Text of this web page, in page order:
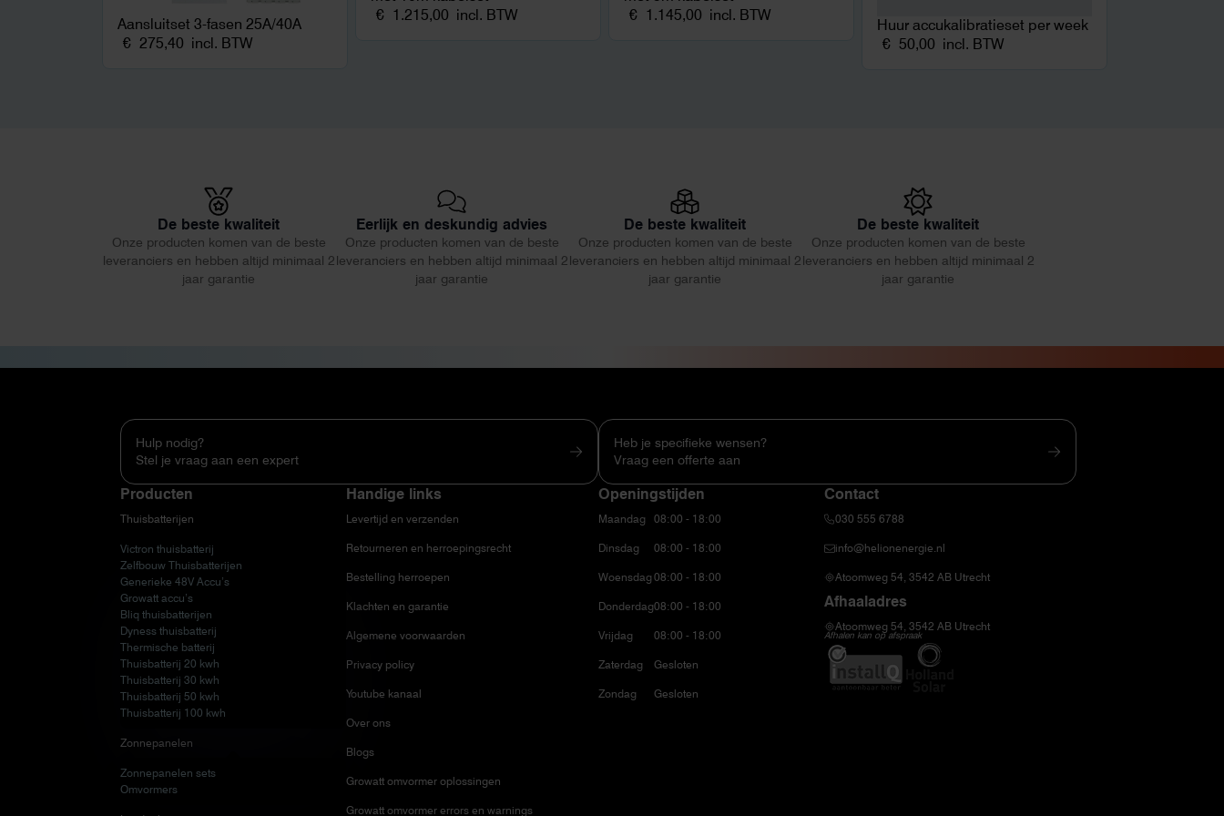
Aansluitset 3-fasen 25A/40A
€ 275,40 incl. BTW
€ 1.215,00 incl. BTW
€ 1.145,00 incl. BTW
Huur accukalibratieset per week
€ 50,00 incl. BTW
De beste kwaliteit
Onze producten komen van de beste
leveranciers en hebben altijd minimaal 2
jaar garantie
Eerlijk en deskundig advies
Onze producten komen van de beste
leveranciers en hebben altijd minimaal 2
jaar garantie
De beste kwaliteit
Onze producten komen van de beste
leveranciers en hebben altijd minimaal 2
jaar garantie
De beste kwaliteit
Onze producten komen van de beste
leveranciers en hebben altijd minimaal 2
jaar garantie
Hulp nodig?
Stel je vraag aan een expert
Producten
Thuisbatterijen
Victron thuisbatterij
Zelfbouw Thuisbatterijen
Generieke 48V Accu’s
Growatt accu’s
Bliq thuisbatterijen
Dyness thuisbatterij
Thermische batterij
Thuisbatterij 20 kwh
Thuisbatterij 30 kwh
Thuisbatterij 50 kwh
Thuisbatterij 100 kwh
Zonnepanelen
Zonnepanelen sets
Omvormers
Handige links
Levertijd en verzenden
Retourneren en herroepingsrecht
Bestelling herroepen
Klachten en garantie
Algemene voorwaarden
Privacy policy
Youtube kanaal
Over ons
Blogs
Growatt omvormer oplossingen
Growatt omvormer errors en warnings
Heb je specifieke wensen?
Vraag een offerte aan
Openingstijden
Maandag
Dinsdag
Woensdag
Donderdag
Vrijdag
Zaterdag
Zondag
08:00 - 18:00
08:00 - 18:00
08:00 - 18:00
08:00 - 18:00
08:00 - 18:00
Gesloten
Gesloten
Contact
030 555 6788
info@helionenergie.nl
Atoomweg 54, 3542 AB Utrecht
Afhaaladres
Atoomweg 54, 3542 AB Utrecht
Afhalen kan op afspraak